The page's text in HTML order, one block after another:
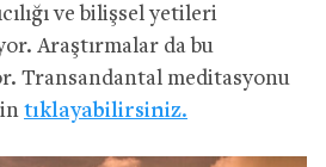
ve bilişsel yetileri
Araştırmalar da bu
Transandantal meditasyonu
tıklayabilirsiniz.